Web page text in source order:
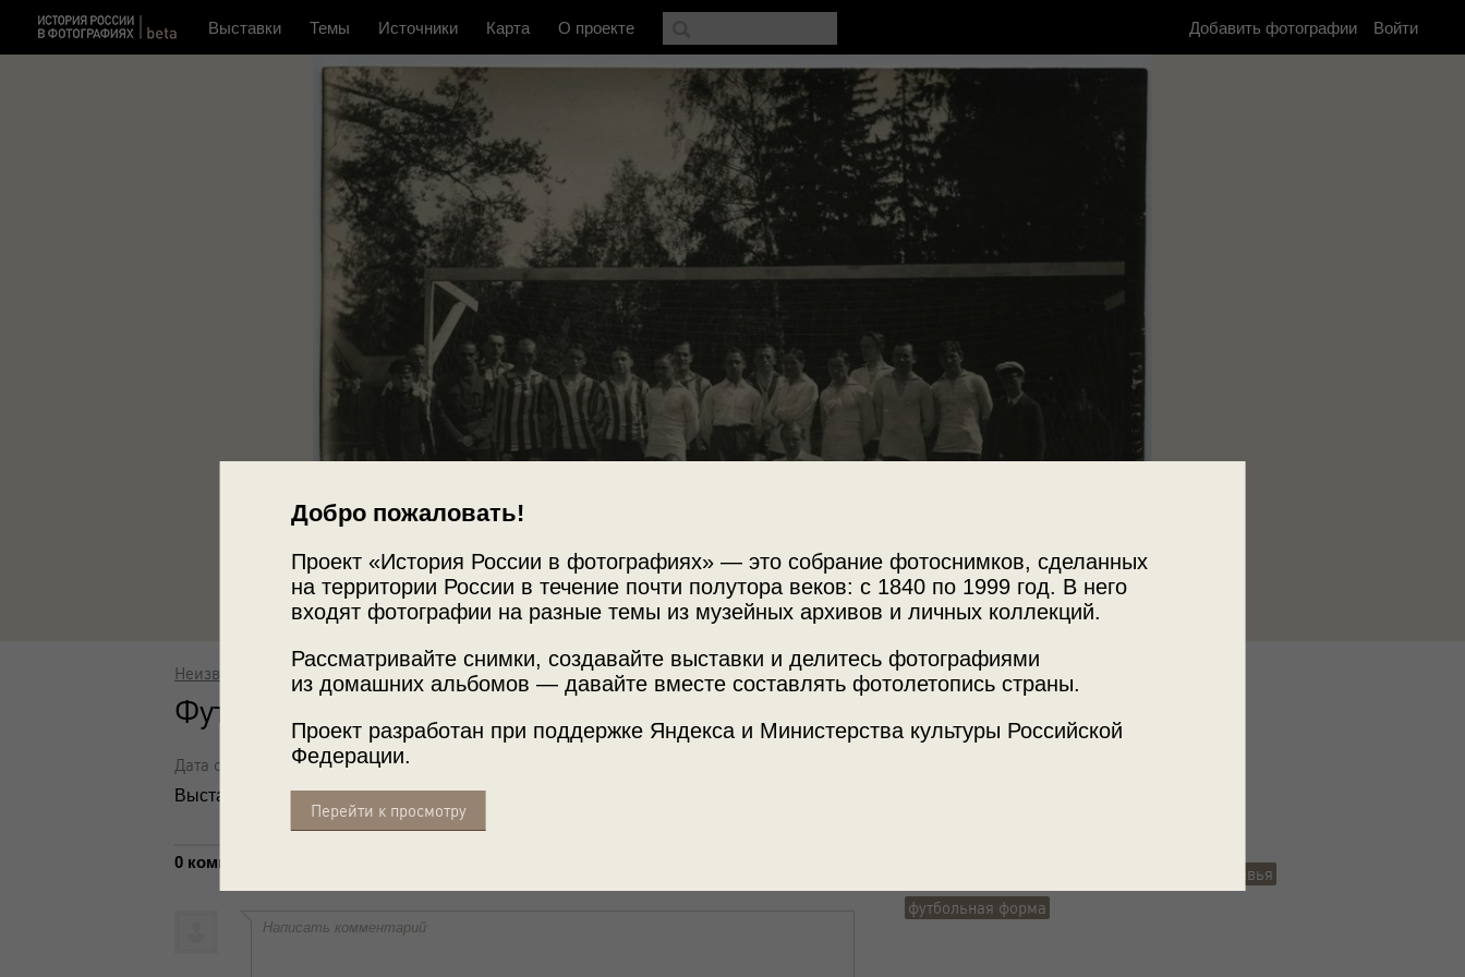
Добро пожаловать!
Проект «История России в фотографиях» — это собрание фотоснимков, сделанных
на территории России в течение почти полутора веков: с 1840 по 1999 год. В него
входят фотографии на разные темы из музейных архивов и личных коллекций.
Рассматривайте снимки, создавайте выставки и делитесь фотографиями
из домашних альбомов — давайте вместе составлять фотолетопись страны.
Проект разработан при поддержке Яндекса и Министерства культуры Российской
Федерации.
Перейти к просмотру
Выставки Темы Источники Карта О проекте Добавить фотографии Войти
Источник
деревья
футбольная форма
Неизвестный автор
Футбольная команда
Дата съемки: 1920-е
Выставка «Все на матч!»с этой фотографией.
0 комментариев
Написать комментарий